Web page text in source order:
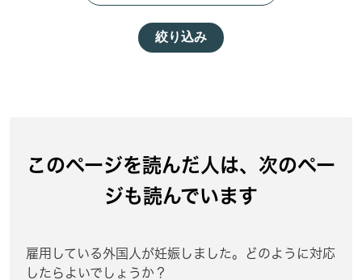
絞り込み
このページを読んだ人は、次のペー
ジも読んでいます
雇用している外国人が妊娠しました。どのように対応
したらよいでしょうか？